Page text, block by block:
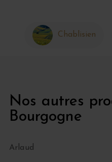
Chablisien
Nos autres
Bourgogne
Arlaud